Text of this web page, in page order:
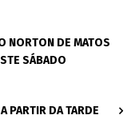
NORTON DE MATOS
SÁBADO
PARTIR DA TARDE